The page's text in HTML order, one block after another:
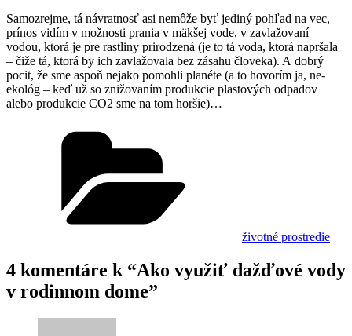
Samozrejme, tá návratnosť asi nemôže byť jediný pohľad na vec,
prínos vidím v možnosti prania v mäkšej vode, v zavlažovaní
vodou, ktorá je pre rastliny prirodzená (je to tá voda, ktorá napršala
– čiže tá, ktorá by ich zavlažovala bez zásahu človeka). A dobrý
pocit, že sme aspoň nejako pomohli planéte (a to hovorím ja, ne-
ekológ – keď už so znižovaním produkcie plastových odpadov
alebo produkcie CO2 sme na tom horšie)…
životné prostredie
4 komentáre k “Ako využiť dažďové vody
v rodinnom dome”